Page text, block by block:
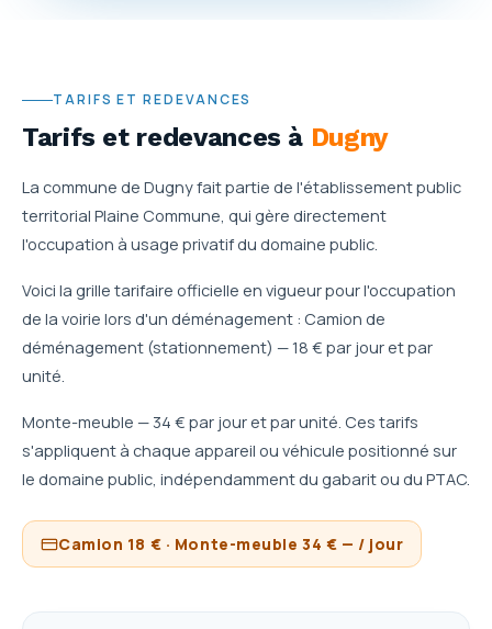
TARIFS ET REDEVANCES
Tarifs et redevances à Dugny
La commune de Dugny fait partie de l'établissement public
territorial Plaine Commune, qui gère directement
l'occupation à usage privatif du domaine public.
Voici la grille tarifaire officielle en vigueur pour l'occupation
de la voirie lors d'un déménagement : Camion de
déménagement (stationnement) — 18 € par jour et par
unité.
Monte-meuble — 34 € par jour et par unité. Ces tarifs
s'appliquent à chaque appareil ou véhicule positionné sur
le domaine public, indépendamment du gabarit ou du PTAC.
Camion 18 € · Monte-meuble 34 € — / jour